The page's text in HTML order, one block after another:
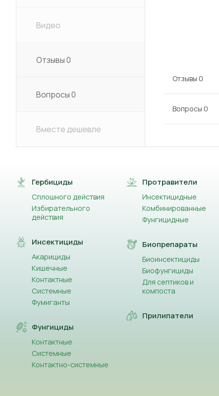
Видео
Отзывы0
Вопросы0
Вместе дешевле
Отзывы 0
Вопросы 0
Гербициды
Сплошного действия
Избирательного
действия
Инсектициды
Акарициды
Кишечные
Контактные
Системные
Фумиганты
Фунгициды
Контактные
Системные
Контактно-системные
Протравители
Инсектицидные
Комбинированные
Фунгицидные
Биопрепараты
Биоинсектициды
Биофунгициды
Для септиков и
компоста
Прилипатели